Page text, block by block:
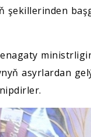
şekillerinden
asyrlardan